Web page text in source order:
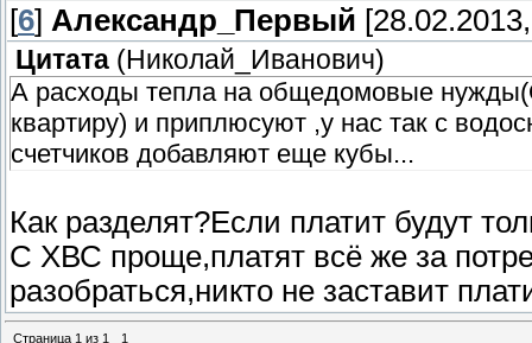
[6] Александр_Первый
Цитата ( Николай_Иванович)
А расходы тепла на общедомовые
квартиру) и приплюсуют ,у нас так с
счетчиков добавляют еще кубы...
Как разделят?Если платит будут
С ХВС проще,платят всё же за
разобраться,никто не заставит
Страница 1 из 1 1